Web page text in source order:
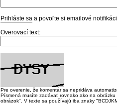
Prihláste sa a povoľte si emailové
Overovací text:
Pre overenie, že komentár sa nepridáva
Písmená musíte zadávať rovnako ako na
obrázok". V texte sa používajú iba znaky